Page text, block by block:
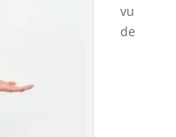
vu
de